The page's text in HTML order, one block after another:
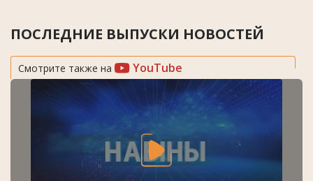
ПОСЛЕДНИЕ ВЫПУСКИ НОВОСТЕЙ
Смотрите также на YouTube